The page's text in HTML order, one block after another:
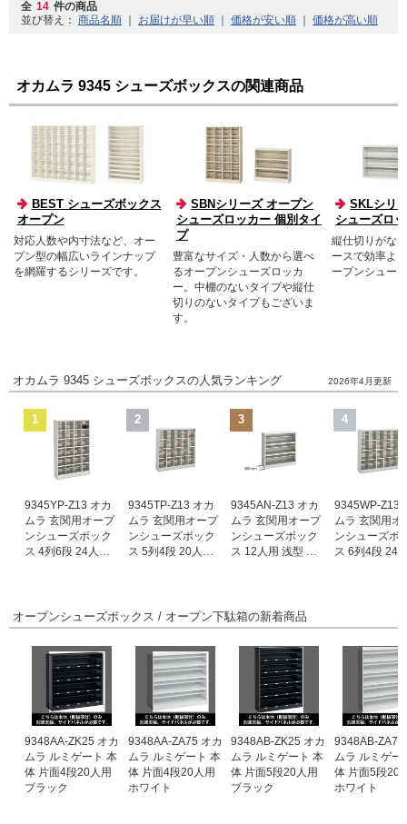
全 14 件の商品
並び替え：
｜ ｜ ｜
オカムラ 9345 シューズボックスの関連商品
BEST シューズボックス
オープン
対応人数や内寸法など、オー
プン型の幅広いラインナップ
を網羅するシリーズです。
SBNシリーズ オープン
シューズロッカー 個別タイ
プ
豊富なサイズ・人数から選べ
るオープンシューズロッカ
ー。中棚のないタイプや縦仕
切りのないタイプもございま
す。
SKLシリ
シューズロ
縦仕切りがな
ースで効率よ
ープンシュー
オカムラ 9345 シューズボックスの人気ランキング 2026年4月更新
1
9345YP-Z13 オカ
ムラ 玄関用オープ
ンシューズボック
ス 4列6段 24人用
2
9345TP-Z13 オカ
ムラ 玄関用オープ
ンシューズボック
ス 5列4段 20人用
3
9345AN-Z13 オカ
ムラ 玄関用オープ
ンシューズボック
ス 12人用 浅型 ラ
4
9345WP-Z13
ムラ 玄関用オ
ンシューズボ
ス 6列4段 24
オープンシューズボックス / オープン下駄箱の新着商品
9348AA-ZK25 オカ
ムラ ルミゲート 本
体 片面4段20人用
ブラック
9348AA-ZA75 オカ
ムラ ルミゲート 本
体 片面4段20人用
ホワイト
9348AB-ZK25 オカ
ムラ ルミゲート 本
体 片面5段20人用
ブラック
9348AB-ZA75
ムラ ルミゲー
体 片面5段20
ホワイト